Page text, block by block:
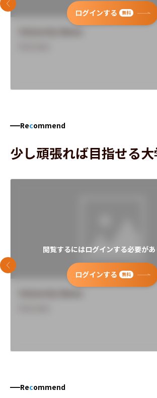
ログインする 無料
前のスライド
Recommend
少し頑張れば目指せる
閲覧するにはログインする必要があ
ログインする 無料
前のスライド
Recommend